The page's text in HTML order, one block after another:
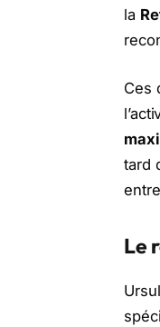
la
Ces
tard
Le